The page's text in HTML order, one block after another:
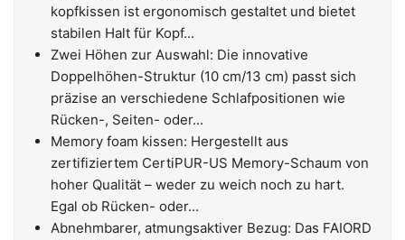
kopfkissen ist ergonomisch gestaltet und bietet
stabilen Halt für Kopf...
Zwei Höhen zur Auswahl: Die innovative
Doppelhöhen-Struktur (10 cm/13 cm) passt sich
präzise an verschiedene Schlafpositionen wie
Rücken-, Seiten- oder...
Memory foam kissen: Hergestellt aus
zertifiziertem CertiPUR-US Memory-Schaum von
hoher Qualität – weder zu weich noch zu hart.
Egal ob Rücken- oder...
Abnehmbarer, atmungsaktiver Bezug: Das FAIORD